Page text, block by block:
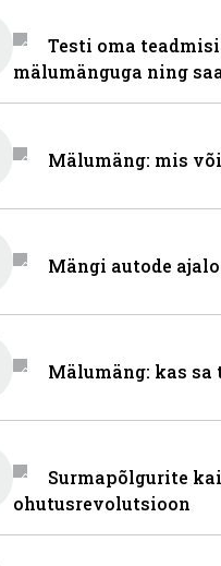
Testi oma
mälumänguga ning
Mälumäng: mis
Mängi autode
Mälumäng: kas sa
Surmapõlgurite
ohutusrevolutsioon